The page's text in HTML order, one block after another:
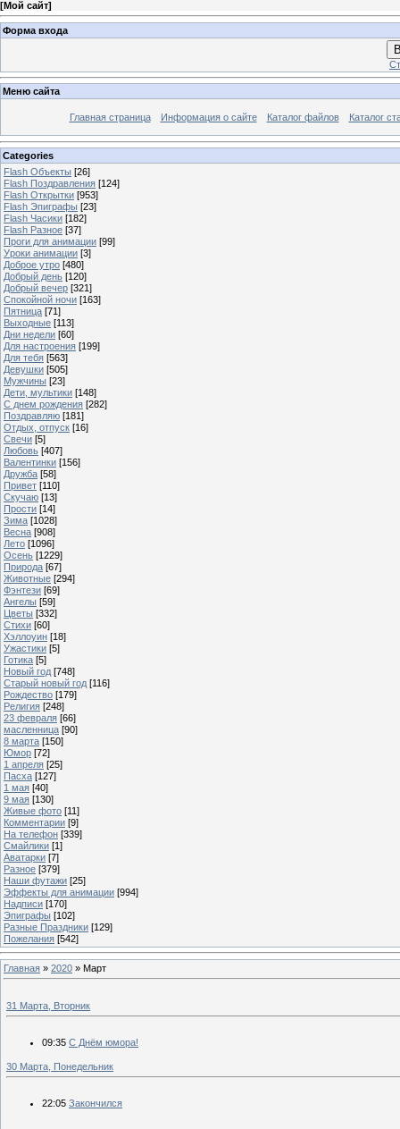
[Мой сайт]
Форма входа
Меню сайта
Главная страница Информация о сайте Каталог файлов Каталог
Categories
Flash Объекты [26]
Flash Поздравления [124]
Flash Открытки [953]
Flash Эпиграфы [23]
Flash Часики [182]
Flash Разное [37]
Проги для анимации [99]
Уроки анимации [3]
Доброе утро [480]
Добрый день [120]
Добрый вечер [321]
Спокойной ночи [163]
Пятница [71]
Выходные [113]
Дни недели [60]
Для настроения [199]
Для тебя [563]
Девушки [505]
Мужчины [23]
Дети, мультики [148]
С днем рождения [282]
Поздравляю [181]
Отдых, отпуск [16]
Свечи [5]
Любовь [407]
Валентинки [156]
Дружба [58]
Привет [110]
Скучаю [13]
Прости [14]
Зима [1028]
Весна [908]
Лето [1096]
Осень [1229]
Природа [67]
Животные [294]
Фэнтези [69]
Ангелы [59]
Цветы [332]
Стихи [60]
Хэллоуин [18]
Ужастики [5]
Готика [5]
Новый год [748]
Старый новый год [116]
Рождество [179]
Религия [248]
23 февраля [66]
масленница [90]
8 марта [150]
Юмор [72]
1 апреля [25]
Пасха [127]
1 мая [40]
9 мая [130]
Живые фото [11]
Комментарии [9]
На телефон [339]
Смайлики [1]
Аватарки [7]
Разное [379]
Наши футажи [25]
Эффекты для анимации [994]
Надписи [170]
Эпиграфы [102]
Разные Праздники [129]
Пожелания [542]
Главная » 2020 » Март
31 Марта, Вторник
09:35 С Днём юмора!
30 Марта, Понедельник
22:05 Закончился